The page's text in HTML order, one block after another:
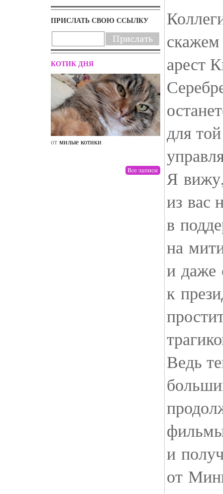
ПРИСЛАТЬ СВОЮ ССЫЛКУ
КОТИК ДНЯ
от милые котики от drunktwi
скажем
арест
для
Я
из вас
в
на
и даже
к
Ведь
и
от